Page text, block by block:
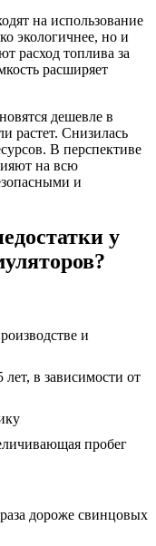
на использование
экологичнее, но и
расход топлива за
расширяет
дешевле в
растет. Снизилась
В перспективе
на всю
и
у
и
в зависимости от
пробег
дороже свинцовых